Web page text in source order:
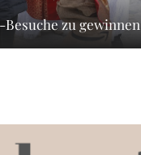
Besuche zu gewinnen